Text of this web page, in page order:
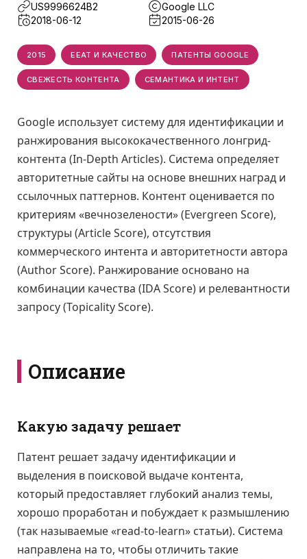
US9996624B2
Google LLC
2018-06-12
2015-06-26
2015 EEAT И КАЧЕСТВО ПАТЕНТЫ GOOGLE
СВЕЖЕСТЬ КОНТЕНТА СЕМАНТИКА И ИНТЕНТ
Google использует систему для идентификации и
ранжирования высококачественного лонгрид-
контента (In-Depth Articles). Система определяет
авторитетные сайты на основе внешних наград и
ссылочных паттернов. Контент оценивается по
критериям «вечнозелености» (Evergreen Score),
структуры (Article Score), отсутствия
коммерческого интента и авторитетности автора
(Author Score). Ранжирование основано на
комбинации качества (IDA Score) и релевантности
запросу (Topicality Score).
Описание
Какую задачу решает
Патент решает задачу идентификации и
выделения в поисковой выдаче контента,
который предоставляет глубокий анализ темы,
хорошо проработан и побуждает к размышлению
(так называемые «read-to-learn» статьи). Система
направлена на то, чтобы отличить такие